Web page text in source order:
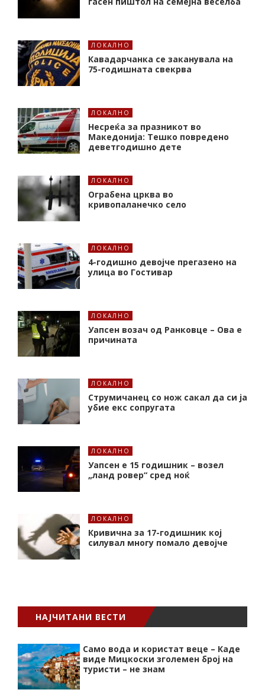
ЛОКАЛНО
Кавадарчанка се заканувала на
75-годишната свекрва
ЛОКАЛНО
Несреќа за празникот во
Македонија: Тешко повредено
деветгодишно дете
ЛОКАЛНО
Ограбена црква во
кривопаланечко село
ЛОКАЛНО
4-годишно девојче прегазено на
улица во Гостивар
ЛОКАЛНО
Уапсен возач од Ранковце – Ова е
причината
ЛОКАЛНО
Струмичанец со нож сакал да си ја
убие екс сопругата
ЛОКАЛНО
Уапсен е 15 годишник – возел
„ланд ровер“ сред ноќ
ЛОКАЛНО
Кривична за 17-годишник кој
силувал многу помало девојче
НАЈЧИТАНИ ВЕСТИ
Само вода и користат веце – Каде
виде Мицкоски зголемен број на
туристи – не знам